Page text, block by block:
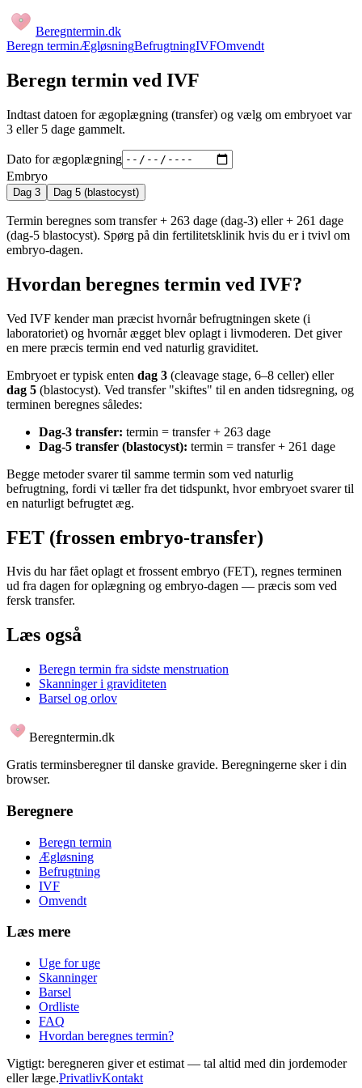
Beregntermin.dk
Beregn terminÆgløsningBefrugtningIVFOmvendt
Beregn termin ved IVF
Indtast datoen for ægoplægning (transfer) og vælg om embryoet var
3 eller 5 dage gammelt.
Dato for ægoplægning
Embryo
Dag 3 Dag 5 (blastocyst)
Termin beregnes som transfer + 263 dage (dag-3) eller + 261 dage
(dag-5 blastocyst). Spørg på din fertilitetsklinik hvis du er i tvivl om
embryo-dagen.
Hvordan beregnes termin ved IVF?
Ved IVF kender man præcist hvornår befrugtningen skete (i
laboratoriet) og hvornår ægget blev oplagt i livmoderen. Det giver
en mere præcis termin end ved naturlig graviditet.
Embryoet er typisk enten dag 3 (cleavage stage, 6–8 celler) eller
dag 5 (blastocyst). Ved transfer "skiftes" til en anden tidsregning, og
terminen beregnes således:
Dag-3 transfer: termin = transfer + 263 dage
Dag-5 transfer (blastocyst): termin = transfer + 261 dage
Begge metoder svarer til samme termin som ved naturlig
befrugtning, fordi vi tæller fra det tidspunkt, hvor embryoet svarer til
en naturligt befrugtet æg.
FET (frossen embryo-transfer)
Hvis du har fået oplagt et frossent embryo (FET), regnes terminen
ud fra dagen for oplægning og embryo-dagen — præcis som ved
fersk transfer.
Læs også
Beregn termin fra sidste menstruation
Skanninger i graviditeten
Barsel og orlov
Beregntermin.dk
Gratis terminsberegner til danske gravide. Beregningerne sker i din
browser.
Beregnere
Beregn termin
Ægløsning
Befrugtning
IVF
Omvendt
Læs mere
Uge for uge
Skanninger
Barsel
Ordliste
FAQ
Hvordan beregnes termin?
Vigtigt: beregneren giver et estimat — tal altid med din jordemoder
eller læge.PrivatlivKontakt